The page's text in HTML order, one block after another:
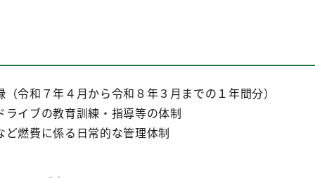
令和７年４月から令和８年３月までの１年間分）
イブの教育訓練・指導等の体制
燃費に係る日常的な管理体制